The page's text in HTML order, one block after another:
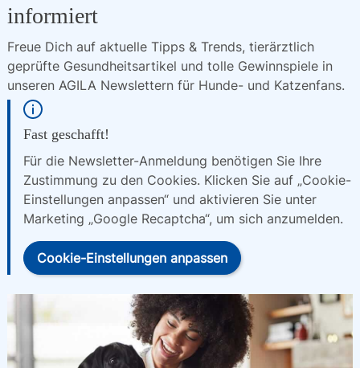
informiert
Freue Dich auf aktuelle Tipps & Trends, tierärztlich
geprüfte Gesundheitsartikel und tolle Gewinnspiele in
unseren AGILA Newslettern für Hunde- und Katzenfans.
Fast geschafft!
Für die Newsletter-Anmeldung benötigen Sie Ihre
Zustimmung zu den Cookies. Klicken Sie auf „Cookie-
Einstellungen anpassen“ und aktivieren Sie unter
Marketing „Google Recaptcha“, um sich anzumelden.
Cookie-Einstellungen anpassen